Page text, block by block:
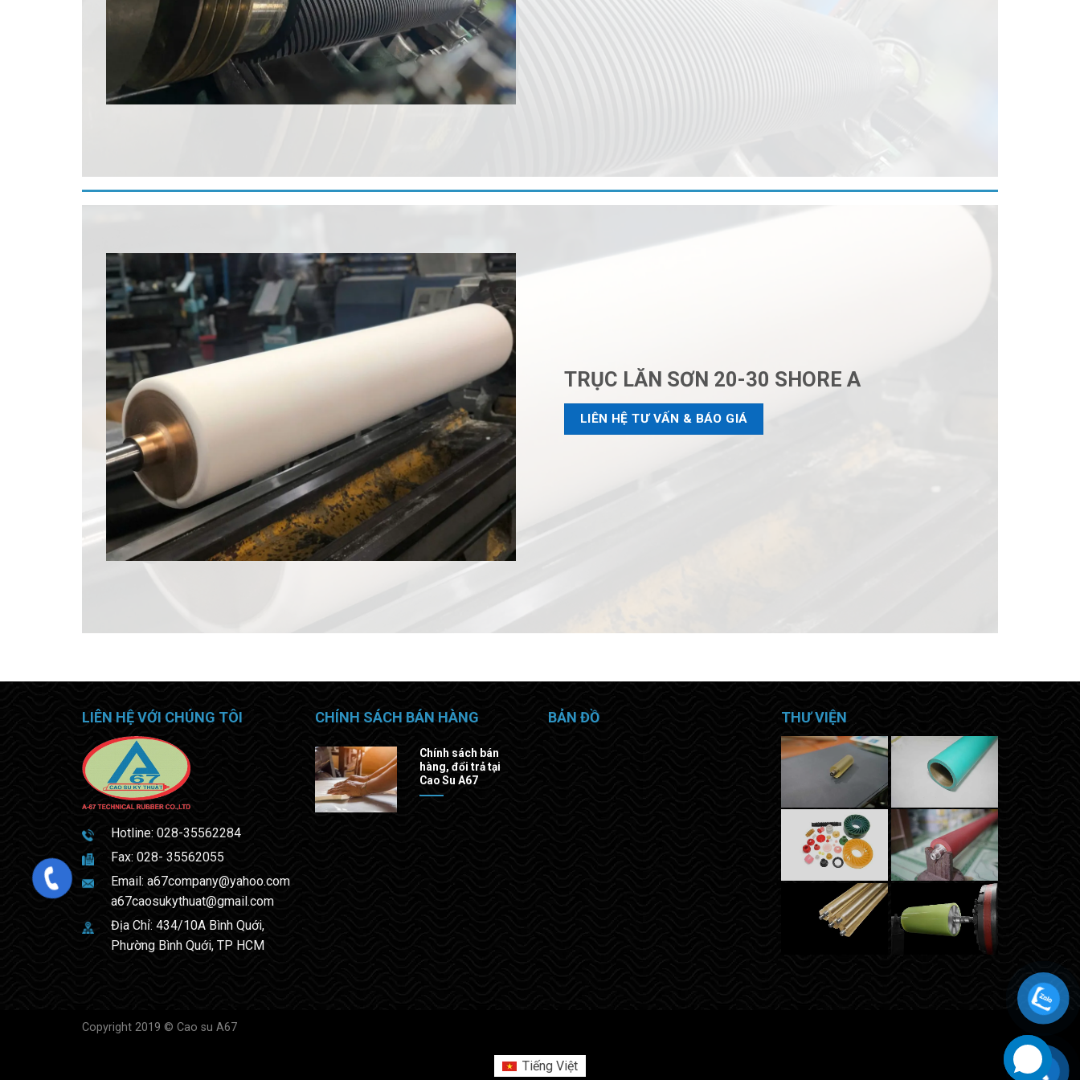
TRỤC LĂN SƠN 20-30 SHORE A
LIÊN HỆ TƯ VẤN & BÁO GIÁ
LIÊN HỆ VỚI CHÚNG TÔI
Hotline: 028-35562284
Fax: 028- 35562055
Email: a67company@yahoo.com
a67caosukythuat@gmail.com
Địa Chỉ: 434/10A Bình Quới,
Phường Bình Quới, TP HCM
CHÍNH SÁCH BÁN HÀNG
Chính sách bán
hàng, đổi trả tại
Cao Su A67
BẢN ĐỒ THƯ VIỆN
Copyright 2019 © Cao su A67
Tiếng Việt